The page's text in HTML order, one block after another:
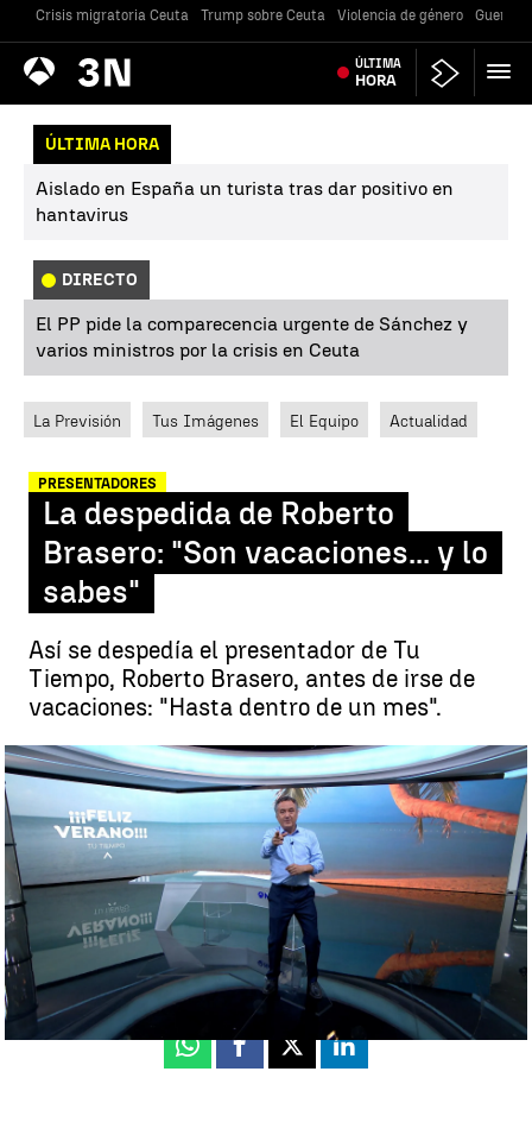
Crisis migratoria Ceuta Trump sobre Ceuta Violencia de género Guerra
Antena
3 Noticias ÚLTIMA
HORA
ÚLTIMA HORA
Aislado en España un turista tras dar positivo en
hantavirus
DIRECTO
El PP pide la comparecencia urgente de Sánchez y
varios ministros por la crisis en Ceuta
La Previsión Tus Imágenes El Equipo Actualidad
PRESENTADORES
La despedida de Roberto
Brasero: "Son vacaciones... y lo
sabes"
Así se despedía el presentador de Tu
Tiempo, Roberto Brasero, antes de irse de
vacaciones: "Hasta dentro de un mes".
El mensaje de despedida de Roberto Brasero al irse de vacaciones |
EFE
Antena 3 Noticias
Actualizado:21 de julio de 2022, 18:20
Publicado:21 de julio de 2022, 18:10
Whatsapp
Facebook
X Linkedin